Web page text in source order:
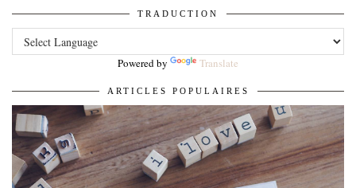
TRADUCTION
Powered by Translate
ARTICLES POPULAIRES